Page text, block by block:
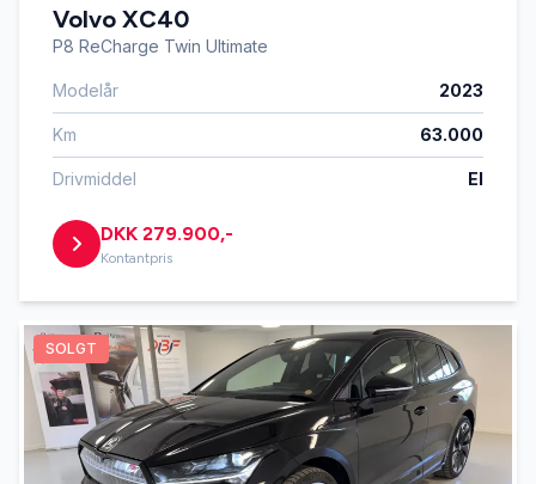
Volvo XC40
P8 ReCharge Twin Ultimate
Modelår 2023
Km 63.000
Drivmiddel El
DKK 279.900,-
Kontantpris
SOLGT